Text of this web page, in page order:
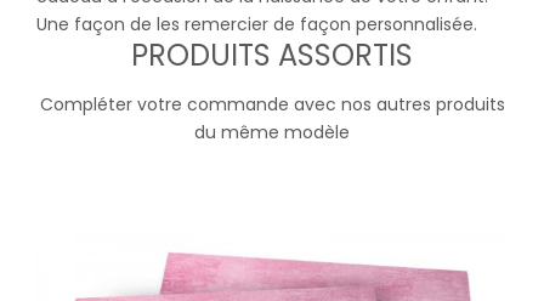
Une façon de les remercier de façon personnalisée.
PRODUITS ASSORTIS
Compléter votre commande avec nos autres produits
du même modèle